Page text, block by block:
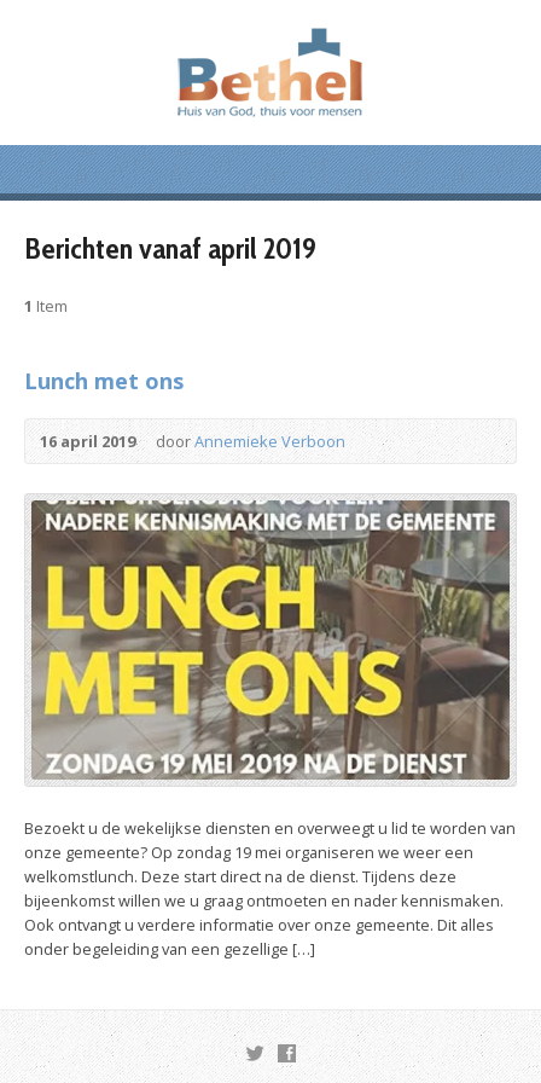
Berichten vanaf april 2019
1 Item
Lunch met ons
16 april 2019 doorAnnemieke Verboon
Bezoekt u de wekelijkse diensten en overweegt u lid te worden van
onze gemeente? Op zondag 19 mei organiseren we weer een
welkomstlunch. Deze start direct na de dienst. Tijdens deze
bijeenkomst willen we u graag ontmoeten en nader kennismaken.
Ook ontvangt u verdere informatie over onze gemeente. Dit alles
onder begeleiding van een gezellige […]